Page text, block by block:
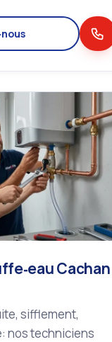
Cachan
sifflement,
nos techniciens